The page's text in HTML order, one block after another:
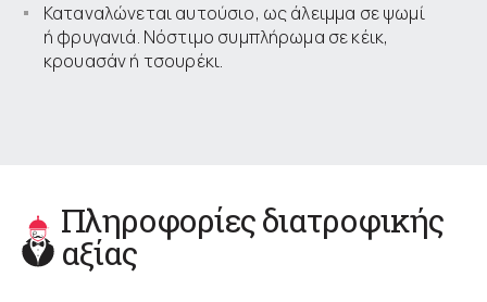
Καταναλώνεται αυτούσιο, ως άλειμμα σε ψωμί
ή φρυγανιά. Νόστιμο συμπλήρωμα σε κέικ,
κρουασάν ή τσουρέκι.
Πληροφορίες διατροφικής
αξίας